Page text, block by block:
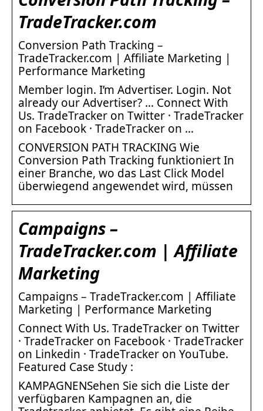
TradeTracker.com
Conversion Path Tracking –
TradeTracker.com | Affiliate Marketing |
Performance Marketing
Member login. I’m Advertiser. Login. Not
already our Advertiser? … Connect With
Us. TradeTracker on Twitter · TradeTracker
on Facebook · TradeTracker on …
CONVERSION PATH TRACKING Wie
Conversion Path Tracking funktioniert In
einer Branche, wo das Last Click Model
überwiegend angewendet wird, müssen
Campaigns –
TradeTracker.com | Affiliate
Marketing
Campaigns – TradeTracker.com | Affiliate
Marketing | Performance Marketing
Connect With Us. TradeTracker on Twitter
· TradeTracker on Facebook · TradeTracker
on Linkedin · TradeTracker on YouTube.
Featured Case Study :
KAMPAGNENSehen Sie sich die Liste der
verfügbaren Kampagnen an, die